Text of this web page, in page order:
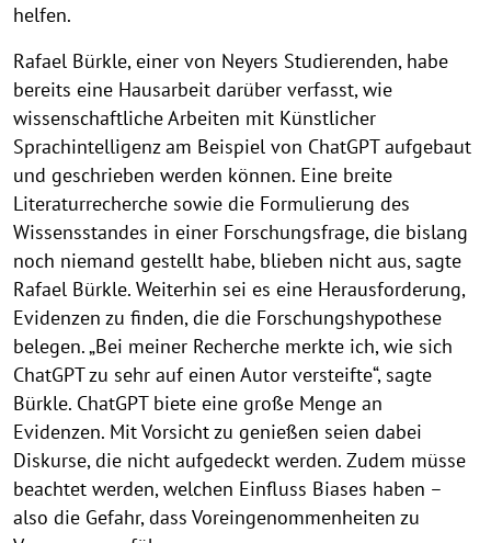
helfen.
Rafael Bürkle, einer von Neyers Studierenden, habe
bereits eine Hausarbeit darüber verfasst, wie
wissenschaftliche Arbeiten mit Künstlicher
Sprachintelligenz am Beispiel von ChatGPT aufgebaut
und geschrieben werden können. Eine breite
Literaturrecherche sowie die Formulierung des
Wissensstandes in einer Forschungsfrage, die bislang
noch niemand gestellt habe, blieben nicht aus, sagte
Rafael Bürkle. Weiterhin sei es eine Herausforderung,
Evidenzen zu finden, die die Forschungshypothese
belegen. „Bei meiner Recherche merkte ich, wie sich
ChatGPT zu sehr auf einen Autor versteifte“, sagte
Bürkle. ChatGPT biete eine große Menge an
Evidenzen. Mit Vorsicht zu genießen seien dabei
Diskurse, die nicht aufgedeckt werden. Zudem müsse
beachtet werden, welchen Einfluss Biases haben –
also die Gefahr, dass Voreingenommenheiten zu